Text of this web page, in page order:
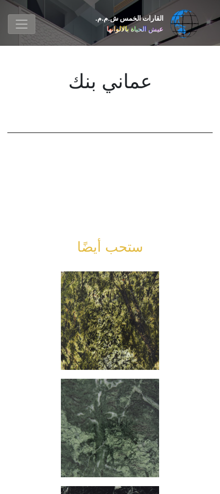
القارات الخمس ش.م.م.
عيش الحياة بالالوانها
عماني بنك
ستحب أيضًا